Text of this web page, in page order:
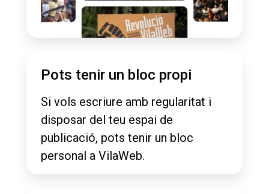
Pots tenir un bloc propi
Si vols escriure amb regularitat i
disposar del teu espai de
publicació, pots tenir un bloc
personal a VilaWeb.